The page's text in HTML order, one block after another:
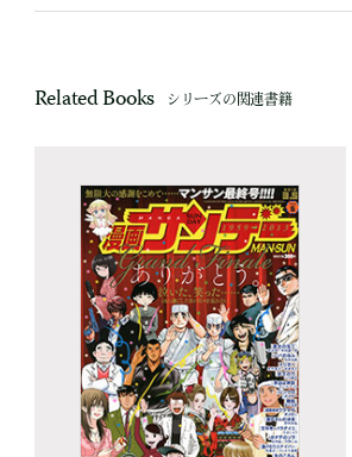
Related Books シリーズの関連書籍